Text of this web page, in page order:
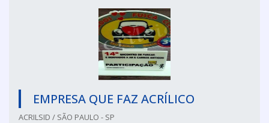
EMPRESA QUE FAZ ACRÍLICO
ACRILSID / SÃO PAULO - SP